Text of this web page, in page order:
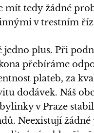
mít tedy žádné
v trestním
jedno plus. Při
přebíráme
plateb, za
dodávek. Náš
v Praze
Neexistují žádné